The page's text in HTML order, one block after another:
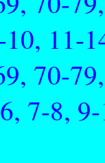
11-
70-
7-8,